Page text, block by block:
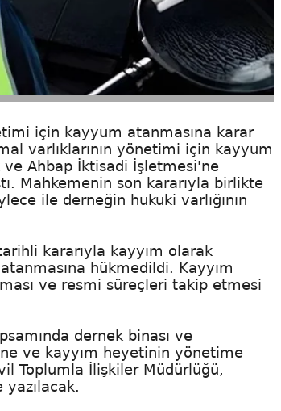
için kayyum atanmasına karar
varlıklarının yönetimi için kayyum
Ahbap İktisadi İşletmesi'ne
Mahkemenin son kararıyla birlikte
ile derneğin hukuki varlığının
kararıyla kayyım olarak
hükmedildi. Kayyım
ve resmi süreçleri takip etmesi
dernek binası ve
ve kayyım heyetinin yönetime
Toplumla İlişkiler Müdürlüğü,